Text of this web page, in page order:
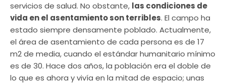
servicios de salud. No obstante, las condiciones de
vida en el asentamiento son terribles. El campo ha
estado siempre densamente poblado. Actualmente,
el área de asentamiento de cada persona es de 17
m2 de media, cuando el estándar humanitario mínimo
es de 30. Hace dos años, la población era el doble de
lo que es ahora y vivía en la mitad de espacio; unas